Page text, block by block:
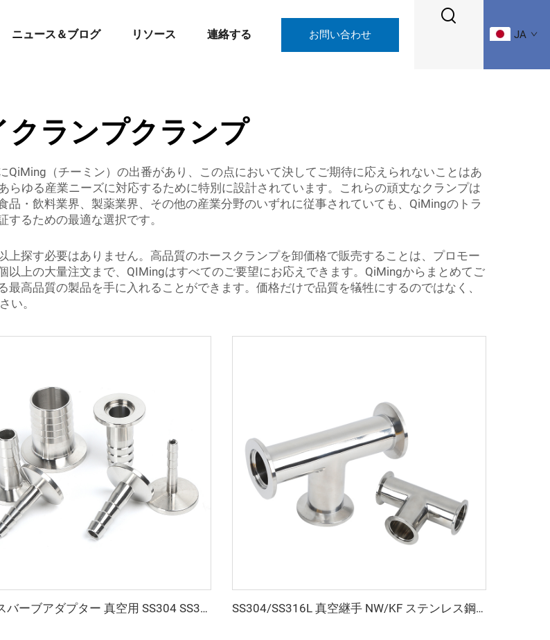
ニュース＆ブログ リソース 連絡する お問い合わせ JA
クランプクランプ
（チーミン）の出番があり、この点において決してご期待に応えられないことはあ
らゆる産業ニーズに対応するために特別に設計されています。これらの頑丈なクランプは
・飲料業界、製薬業界、その他の産業分野のいずれに従事されていても、QiMingのトラ
るための最適な選択です。
上探す必要はありません。高品質のホースクランプを卸価格で販売することは、プロモー
上の大量注文まで、QIMingはすべてのご要望にお応えできます。QiMingからまとめてご
高品質の製品を手に入れることができます。価格だけで品質を犠牲にするのではなく、
い。
KFホースバーブアダプター 真空用 SS304 SS316L ホースバーブアダプター KF16-KF50 NW16-NW50 ステンレス鋼製真空継手 半導体用 SS304/SS316L 真空継手 NW/KF ステンレス鋼 3方向 NW16-NW50 ステンレス等分 Tee KF16/KF25/KF40 フランジ 半導体用